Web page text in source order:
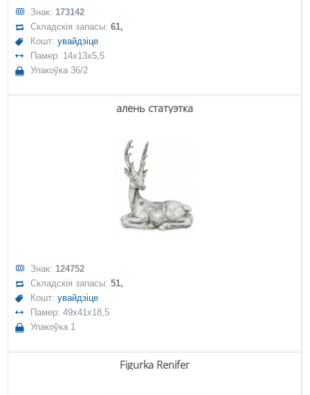
Знак: 173142
Складскія запасы:61,
Кошт:увайдзіце
Памер: 14x13x5,5
Упакоўка 36/2
алень статуэтка
Знак: 124752
Складскія запасы:51,
Кошт:увайдзіце
Памер: 49x41x18,5
Упакоўка 1
Figurka Renifer